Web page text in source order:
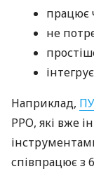
працює
не
Наприклад,
РРО, які вже
співпрацює з